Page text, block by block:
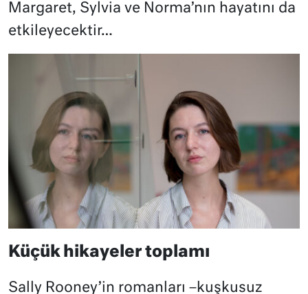
Margaret, Sylvia ve Norma’nın hayatını da
etkileyecektir…
Küçük hikayeler toplamı
Sally Rooney’in romanları –kuşkusuz